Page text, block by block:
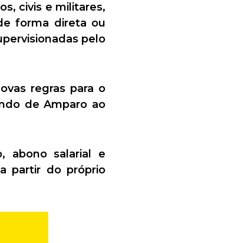
civis e militares,
forma direta ou
pelo
regras para o
de Amparo ao
abono salarial e
partir do próprio